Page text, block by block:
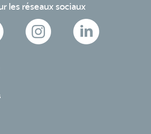
les réseaux sociaux